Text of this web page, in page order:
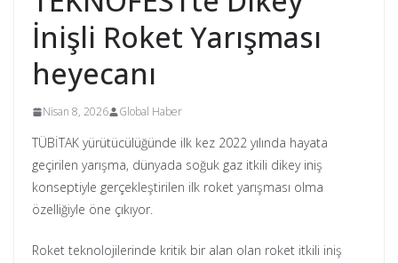
İnişli Roket Yarışması
heyecanı
Nisan 8, 2026 Global Haber
TÜBİTAK yürütücülüğünde ilk kez 2022 yılında hayata
geçirilen yarışma, dünyada soğuk gaz itkili dikey iniş
konseptiyle gerçekleştirilen ilk roket yarışması olma
özelliğiyle öne çıkıyor.
Roket teknolojilerinde kritik bir alan olan roket itkili iniş